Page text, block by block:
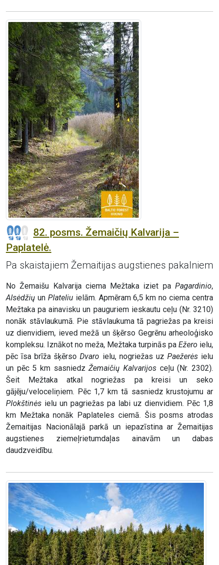
82. posms. Žemaičių Kalvarija –
Paplatelė.
Pa skaistajiem Žemaitijas augstienes pakalniem
No Žemaišu Kalvarija ciema Mežtaka iziet pa Pagardinio,
Alsėdžių un Plateliu ielām. Apmēram 6,5 km no ciema centra
Mežtaka pa ainavisku un pauguriem ieskautu ceļu (Nr. 3210)
nonāk stāvlaukumā. Pie stāvlaukuma tā pagriežas pa kreisi
uz dienvidiem, ieved mežā un šķērso Gegrēnu arheoloģisko
kompleksu. Iznākot no meža, Mežtaka turpinās pa Ežero ielu,
pēc īsa brīža šķērsoDvaro ielu, nogriežas uz Paežerėsielu
un pēc 5 km sasniedzŽemaičių Kalvarijos ceļu (Nr. 2302).
Šeit Mežtaka atkal nogriežas pa kreisi un seko
gājēju/veloceliņiem. Pēc 1,7 km tā sasniedz krustojumu ar
Plokštinės ielu un pagriežas pa labi uz dienvidiem. Pēc 1,8
km Mežtaka nonāk Paplateles ciemā. Šis posms atrodas
Žemaitijas Nacionālajā parkā un iepazīstina ar Žemaitijas
augstienes ziemeļrietumdaļas ainavām un dabas
daudzveidību.